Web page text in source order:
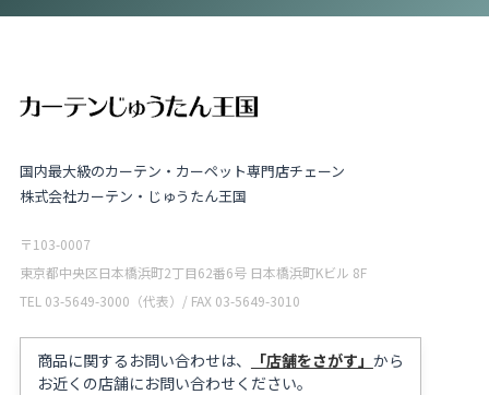
国内最大級のカーテン・カーペット専門店チェーン
株式会社カーテン・じゅうたん王国
〒103-0007
東京都中央区日本橋浜町2丁目62番6号 日本橋浜町Kビル 8F
TEL 03-5649-3000（代表）/ FAX 03-5649-3010
商品に関するお問い合わせは、 「店舗をさがす」 から
お近くの店舗にお問い合わせください。